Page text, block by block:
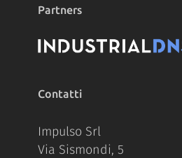
Partners
Contatti
Impulso Srl
Via Sismondi, 5